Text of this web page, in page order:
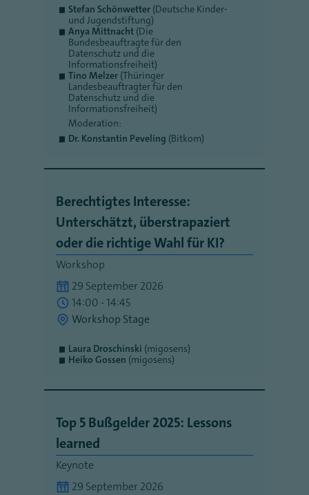
Stefan Schönwetter (Deutsche Kinder-
und Jugendstiftung)
Anya Mittnacht (Die
Bundesbeauftragte für den
Datenschutz und die
Informationsfreiheit)
Tino Melzer (Thüringer
Landesbeauftragter für den
Datenschutz und die
Informationsfreiheit)
Moderation:
Dr. Konstantin Peveling (Bitkom)
Berechtigtes Interesse:
Unterschätzt, überstrapaziert
oder die richtige Wahl für KI?
Workshop
29 September 2026
14:00 - 14:45
Workshop Stage
Laura Droschinski (migosens)
Heiko Gossen (migosens)
Top 5 Bußgelder 2025: Lessons
learned
Keynote
29 September 2026